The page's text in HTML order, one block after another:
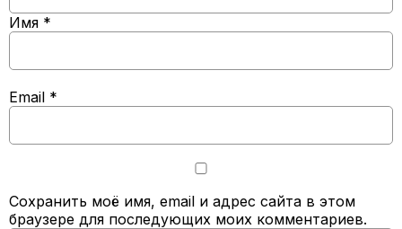
Имя *
Email *
Сохранить моё имя, email и адрес сайта в этом
браузере для последующих моих комментариев.